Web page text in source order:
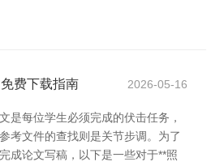
费下载指南 2026-05-16
是每位学生必须完成的伏击任务，
考文件的查找则是关节步调。为了
成论文写稿，以下是一些对于**照